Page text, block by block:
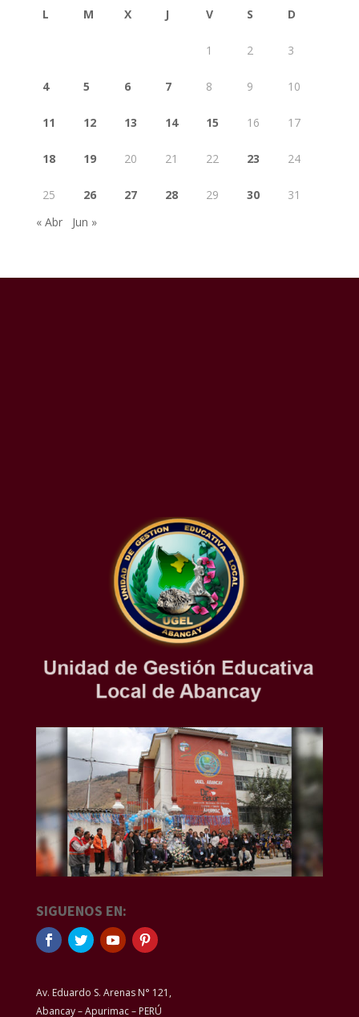
L M X J V S D
1 2 3
4 5 6 7 8 9 10
11 12 13 14 15 16 17
18 19 20 21 22 23 24
25 26 27 28 29 30
31
« Abr
Jun »
SIGUENOS EN:
Av. Eduardo S. Arenas N° 121,
Abancay – Apurimac – PERÚ